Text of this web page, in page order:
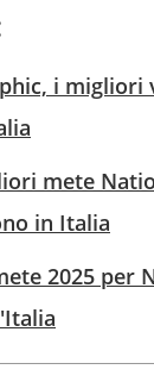
i migliori
mete
in Italia
2025 per